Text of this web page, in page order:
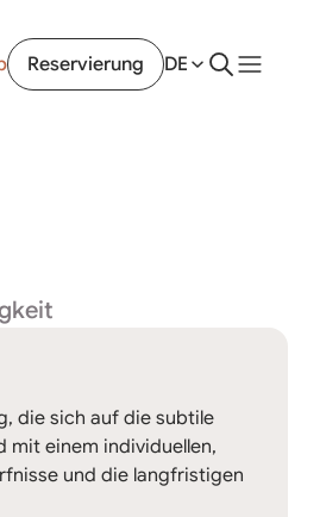
Reservierung DE
die sich auf die subtile
mit einem individuellen,
und die langfristigen